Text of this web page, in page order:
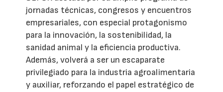
jornadas técnicas, congresos y encuentros
empresariales, con especial protagonismo
para la innovación, la sostenibilidad, la
sanidad animal y la eficiencia productiva.
Además, volverá a ser un escaparate
privilegiado para la industria agroalimentaria
y auxiliar, reforzando el papel estratégico de